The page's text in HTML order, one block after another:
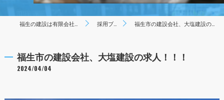
採用ブログ 福生市の建設会社、大塩建設の求人！！！
福生市の建設会社、大塩建設の求人！！！
2024/04/04